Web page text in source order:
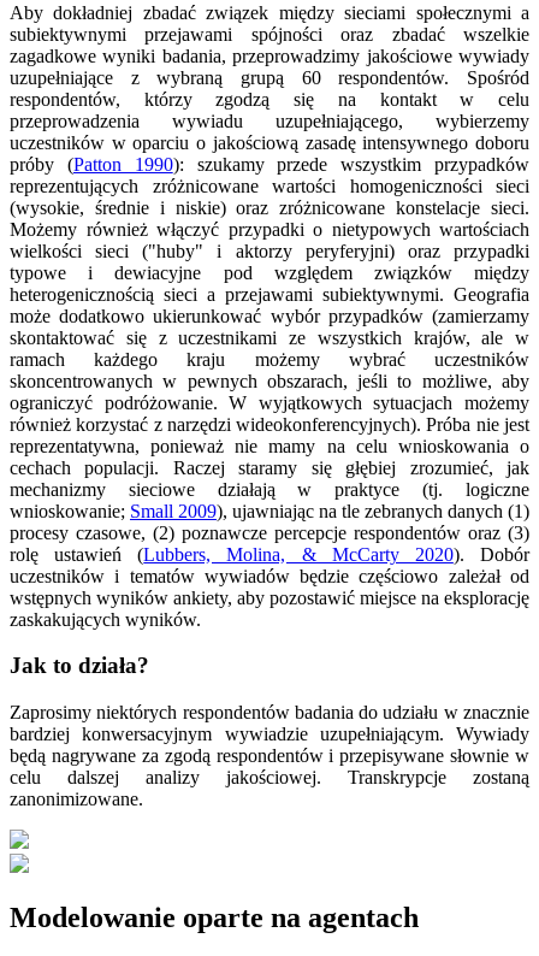
Aby dokładniej zbadać związek między sieciami społecznymi a
subiektywnymi przejawami spójności oraz zbadać wszelkie
zagadkowe wyniki badania, przeprowadzimy jakościowe wywiady
uzupełniające z wybraną grupą 60 respondentów. Spośród
respondentów, którzy zgodzą się na kontakt w celu
przeprowadzenia wywiadu uzupełniającego, wybierzemy
uczestników w oparciu o jakościową zasadę intensywnego doboru
próby (Patton 1990): szukamy przede wszystkim przypadków
reprezentujących zróżnicowane wartości homogeniczności sieci
(wysokie, średnie i niskie) oraz zróżnicowane konstelacje sieci.
Możemy również włączyć przypadki o nietypowych wartościach
wielkości sieci ("huby" i aktorzy peryferyjni) oraz przypadki
typowe i dewiacyjne pod względem związków między
heterogenicznością sieci a przejawami subiektywnymi. Geografia
może dodatkowo ukierunkować wybór przypadków (zamierzamy
skontaktować się z uczestnikami ze wszystkich krajów, ale w
ramach każdego kraju możemy wybrać uczestników
skoncentrowanych w pewnych obszarach, jeśli to możliwe, aby
ograniczyć podróżowanie. W wyjątkowych sytuacjach możemy
również korzystać z narzędzi wideokonferencyjnych). Próba nie jest
reprezentatywna, ponieważ nie mamy na celu wnioskowania o
cechach populacji. Raczej staramy się głębiej zrozumieć, jak
mechanizmy sieciowe działają w praktyce (tj. logiczne
wnioskowanie; Small 2009), ujawniając na tle zebranych danych (1)
procesy czasowe, (2) poznawcze percepcje respondentów oraz (3)
rolę ustawień (Lubbers, Molina, & McCarty 2020). Dobór
uczestników i tematów wywiadów będzie częściowo zależał od
wstępnych wyników ankiety, aby pozostawić miejsce na eksplorację
zaskakujących wyników.
Jak to działa?
Zaprosimy niektórych respondentów badania do udziału w znacznie
bardziej konwersacyjnym wywiadzie uzupełniającym. Wywiady
będą nagrywane za zgodą respondentów i przepisywane słownie w
celu dalszej analizy jakościowej. Transkrypcje zostaną
zanonimizowane.
Modelowanie oparte na agentach